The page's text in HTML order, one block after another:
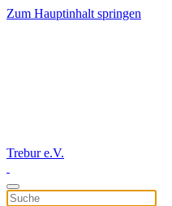
Zum Hauptinhalt springen
Trebur e.V.